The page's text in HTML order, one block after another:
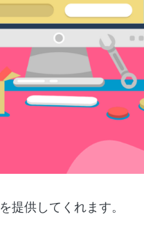
供してくれます。